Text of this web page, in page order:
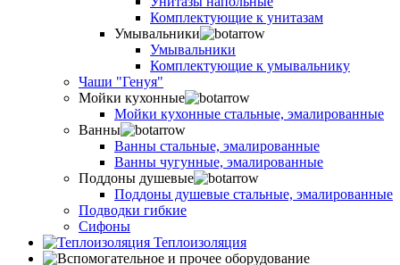
Комплектующие к унитазам
Умывальники
Умывальники
Комплектующие к умывальнику
Чаши "Генуя"
Мойки кухонные
Мойки кухонные стальные, эмалированные
Ванны
Ванны стальные, эмалированные
Ванны чугунные, эмалированные
Поддоны душевые
Поддоны душевые стальные, эмалированные
Подводки гибкие
Сифоны
Теплоизоляция